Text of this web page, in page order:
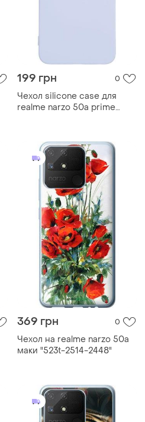
199 грн 0
Чехол silicone case для
realme narzo 50a prime
369 грн 0
Чехол на realme narzo 50a
маки "523t-2514-2448"